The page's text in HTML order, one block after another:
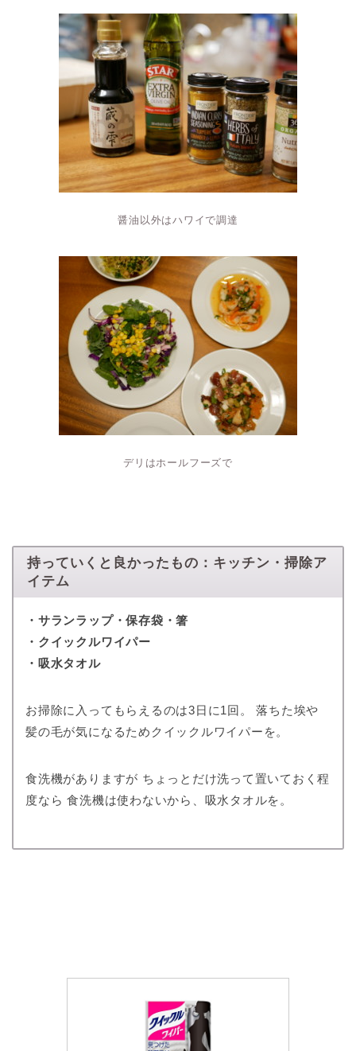
醤油以外はハワイで調達
デリはホールフーズで
持っていくと良かったもの：キッチン・掃除ア
イテム
・サランラップ・保存袋・箸
・クイックルワイパー
・吸水タオル
お掃除に入ってもらえるのは3日に1回。 落ちた埃や
髪の毛が気になるためクイックルワイパーを。
食洗機がありますが ちょっとだけ洗って置いておく程
度なら 食洗機は使わないから、吸水タオルを。